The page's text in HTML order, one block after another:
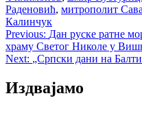
Раденовић, митрополит Сава
Калинчук
Post
navigation
Previous: Дан руске ратне
храму Светог Николе у
Next: „Српски дани на
Издвајамо